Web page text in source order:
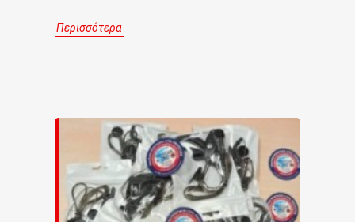
Περισσότερα